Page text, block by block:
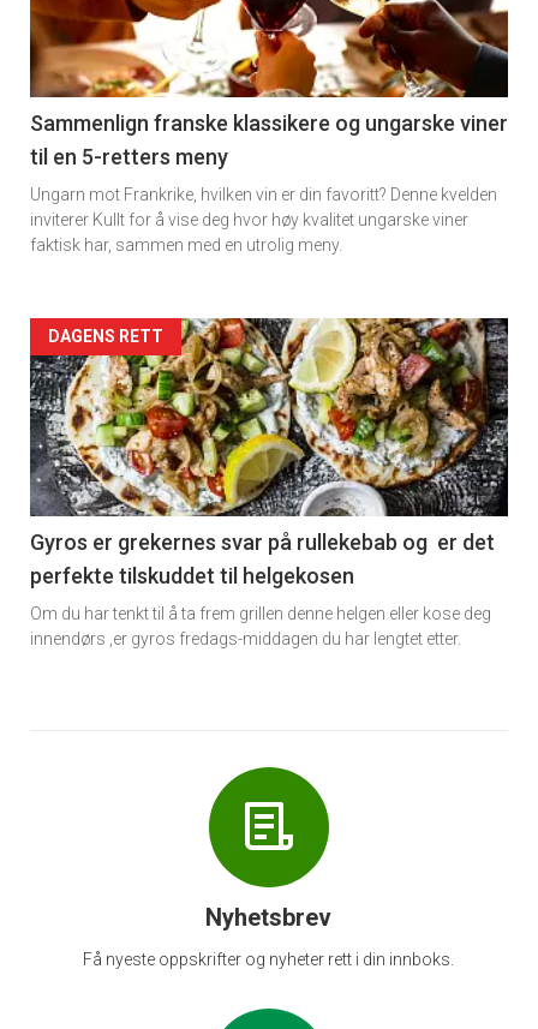
nå
-
5
Sammenlign franske klassikere og ungarske viner
til en 5-retters meny
Ungarn mot Frankrike, hvilken vin er din favoritt? Denne kvelden
inviterer Kullt for å vise deg hvor høy kvalitet ungarske viner
faktisk har, sammen med en utrolig meny.
Forsiden
akkurat
nå
-
6
DAGENS RETT
Gyros er grekernes svar på rullekebab og er det
perfekte tilskuddet til helgekosen
Om du har tenkt til å ta frem grillen denne helgen eller kose deg
innendørs ,er gyros fredags-middagen du har lengtet etter.
Nyhetsbrev
Få nyeste oppskrifter og nyheter rett i din innboks.